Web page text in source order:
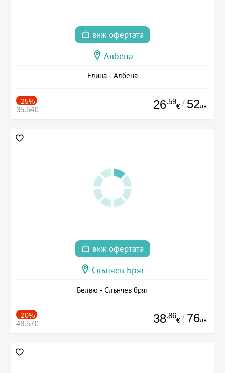
виж офертата
Албена
Елица - Албена
-25%
35.54€ 26.59
€ / 52лв.
виж офертата
Слънчев Бряг
Белвю - Слънчев бряг
-20%
48.57€ 38.86
€ / 76лв.